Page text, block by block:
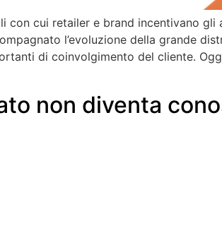
con cui retailer e brand incentivano gli
l’evoluzione della grande
di coinvolgimento del cliente.
non diventa